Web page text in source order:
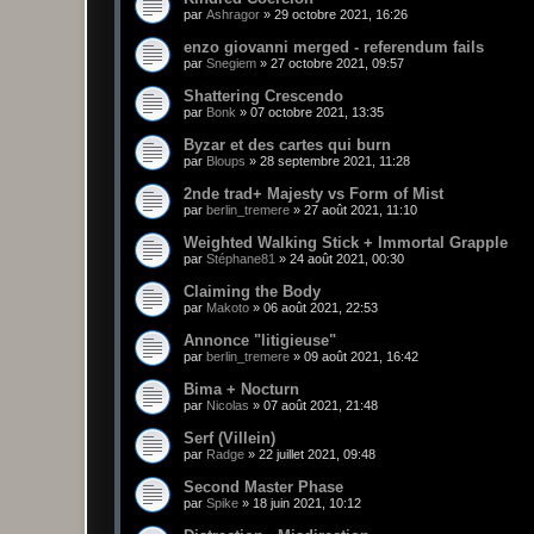
par Ashragor » 29 octobre 2021, 16:26
enzo giovanni merged - referendum fails
par Snegiem » 27 octobre 2021, 09:57
Shattering Crescendo
par Bonk » 07 octobre 2021, 13:35
Byzar et des cartes qui burn
par Bloups » 28 septembre 2021, 11:28
2nde trad+ Majesty vs Form of Mist
par berlin_tremere » 27 août 2021, 11:10
Weighted Walking Stick + Immortal Grapple
par Stéphane81 » 24 août 2021, 00:30
Claiming the Body
par Makoto » 06 août 2021, 22:53
Annonce "litigieuse"
par berlin_tremere » 09 août 2021, 16:42
Bima + Nocturn
par Nicolas » 07 août 2021, 21:48
Serf (Villein)
par Radge » 22 juillet 2021, 09:48
Second Master Phase
par Spike » 18 juin 2021, 10:12